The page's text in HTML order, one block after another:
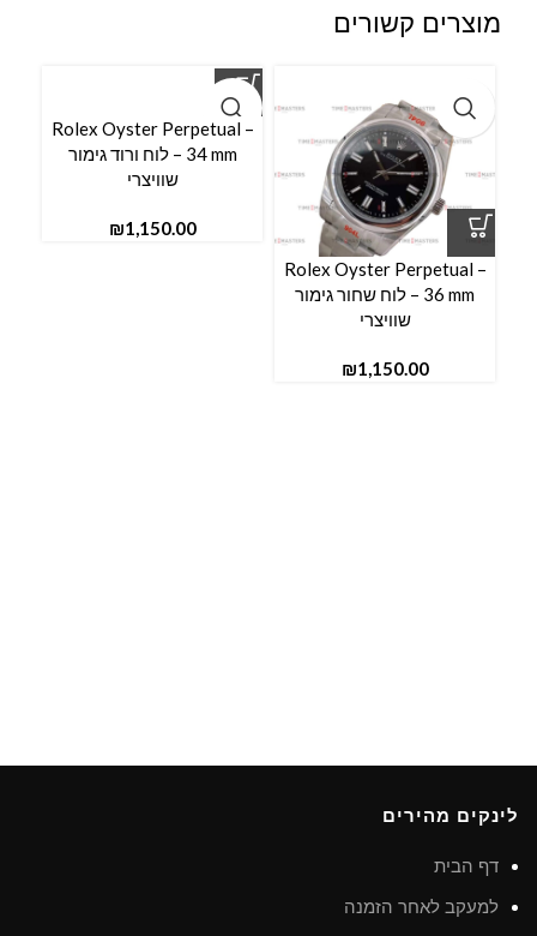
מוצרים קשורים
Rolex Oyster Perpetual –
36 mm – לוח שחור גימור
שוויצרי
₪
Rolex Oyster Perpetual –
34 mm – לוח ורוד גימור
שוויצרי
₪
לינקים מהירים
דף הבית
למעקב לאחר הזמנה